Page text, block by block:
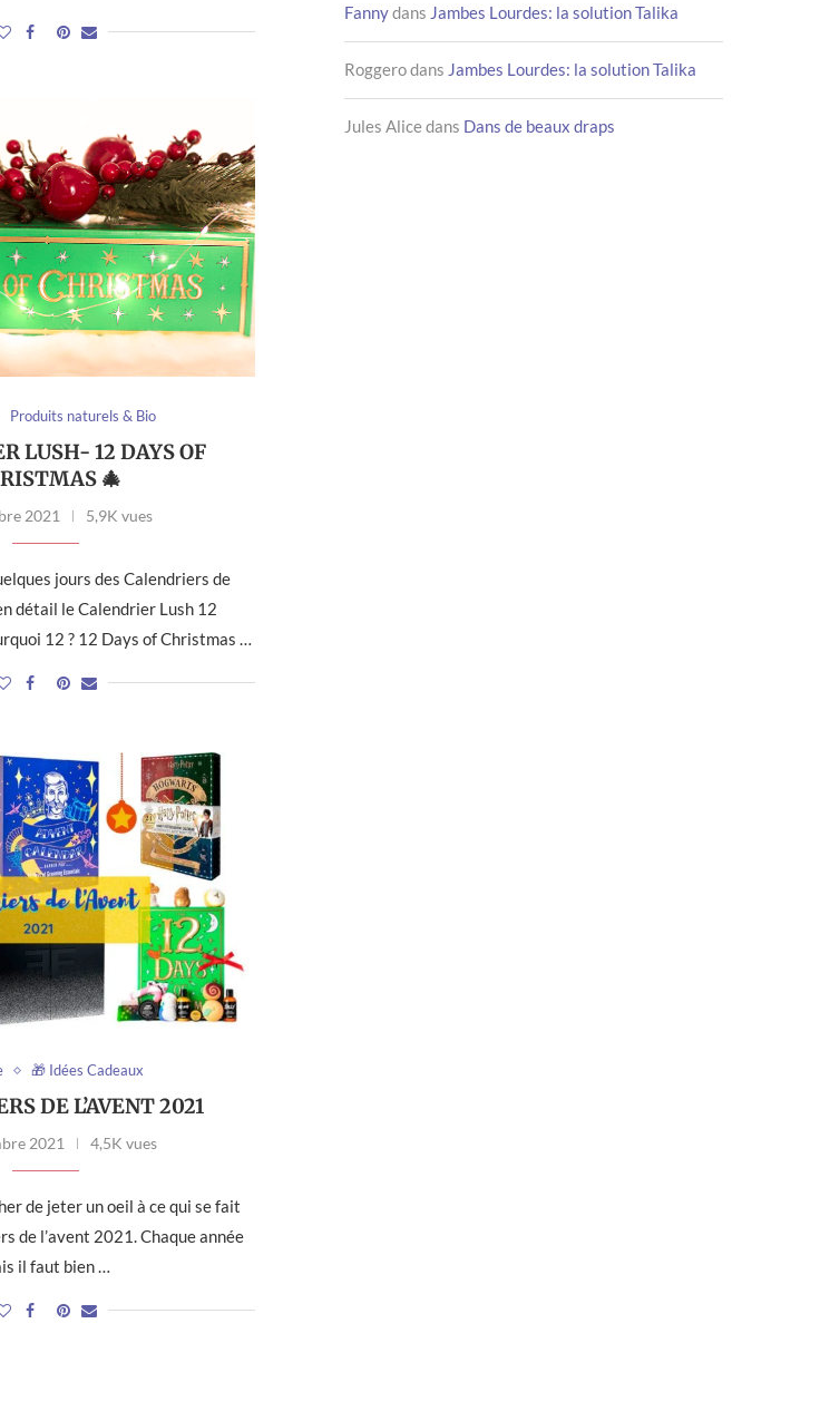
Produits naturels & Bio
LUSH- 12 DAYS OF
🎄
2021 5,9K vues
jours des Calendriers de
détail le Calendrier Lush 12
12 ? 12 Days of Christmas …
🎁 Idées Cadeaux
DE L’AVENT 2021
2021 4,5K vues
de jeter un oeil à ce qui se fait
de l’avent 2021. Chaque année
il faut bien …
Fannydans Jambes Lourdes: la solution Talika
Roggerodans Jambes Lourdes: la solution Talika
Jules Alicedans Dans de beaux draps